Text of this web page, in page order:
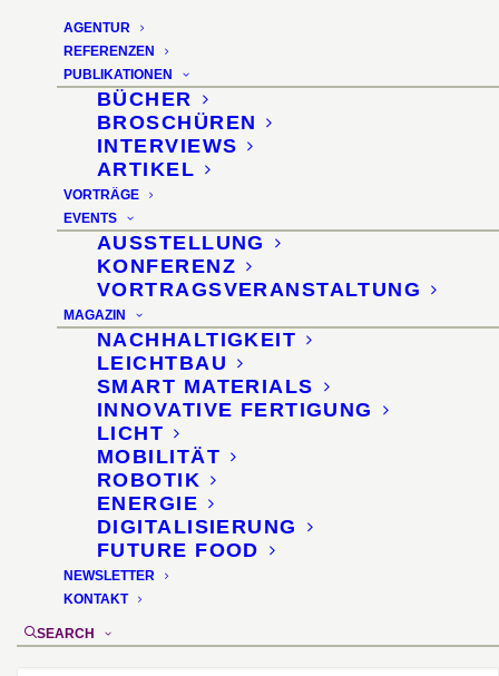
AGENTUR
REFERENZEN
PUBLIKATIONEN
BÜCHER
BROSCHÜREN
INTERVIEWS
ARTIKEL
VORTRÄGE
EVENTS
AUSSTELLUNG
KONFERENZ
VORTRAGSVERANSTALTUNG
MAGAZIN
NACHHALTIGKEIT
LEICHTBAU
SMART MATERIALS
INNOVATIVE FERTIGUNG
LICHT
MOBILITÄT
ROBOTIK
ENERGIE
DIGITALISIERUNG
FUTURE FOOD
NEWSLETTER
KONTAKT
SEARCH
Veranstaltungsreihe
"Material formt
Produkt"
Netzwerkmaßnahme zur
Verkürzung
materialbasierter
Innovationsprozesse
Auftraggeber: Aktionslinie „Hessen Nanotech“
des Hessischen Ministeriums für Wirtschaft,
Verkehr und Landesentwicklung